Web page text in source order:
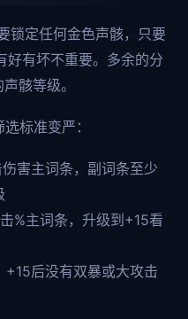
锁定任何金色声骸，只要
好有坏不重要。多余的分
骸等级。
选标准变严：
害主词条，副词条至少
%主词条，升级到+15看
+15后没有双暴或大攻击